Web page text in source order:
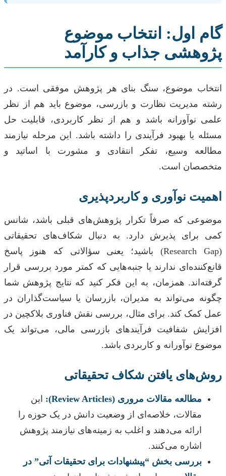
گام اول: انتخاب موضوع
پژوهشی جذاب و کارآمد
انتخاب موضوع، سنگ بنای هر پژوهش موفقی است. در
رشته مدیریت نظارت و بازرسی، موضوع باید هم از نظر
علمی نوآورانه باشد و هم از نظر کاربردی، قابلیت حل
مسئله یا بهبود فرآیندی را داشته باشد. این مرحله نیازمند
مطالعه وسیع، تفکر انتقادی و مشورت با اساتید و
متخصصان است.
اهمیت نوآوری و کاربردپذیری
موضوعی که صرفاً تکرار پژوهش‌های قبلی باشد، شانس
کمی برای پذیرش دارد. به دنبال شکاف‌های تحقیقاتی
(Research Gap) باشید؛ یعنی سؤالاتی که هنوز پاسخ
قانع‌کننده‌ای ندارند یا جنبه‌هایی که کمتر مورد بررسی قرار
گرفته‌اند. همزمان، به این فکر کنید که نتایج پژوهش شما
چگونه می‌تواند به مدیران، بازرسان یا سیاست‌گذاران در
عمل کمک کند. برای مثال، بررسی نقش فناوری بلاکچین در
افزایش شفافیت فرآیندهای بازرسی مالی، می‌تواند یک
موضوع نوآورانه و کاربردی باشد.
روش‌های یافتن شکاف تحقیقاتی
مطالعه مقالات مروری (Review Articles):
این
مقالات، خلاصه‌ای از وضعیت دانش در یک حوزه را
ارائه می‌دهند و اغلب به زمینه‌های نیازمند پژوهش
اشاره می‌کنند.
بررسی بخش “پیشنهادات برای تحقیقات آتی” در